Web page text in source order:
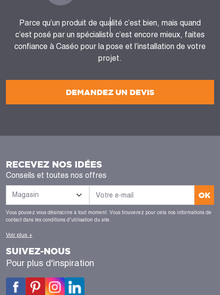
DEMANDEZ UN DEVIS
Parce qu’un produit de qualité c’est bien, mais quand
c’est posé par un spécialiste c’est encore mieux, faites
confiance à Caséo pour la pose et l’installation de votre
projet.
RECEVEZ NOS IDÉES
Conseils et toutes nos offres
OK
Vous pouvez vous désinscrire à tout moment. Vous trouverez pour cela nos informations de
contact dans les conditions d'utilisation du site.
Voir plus +
SUIVEZ-NOUS
Pour plus d'inspiration